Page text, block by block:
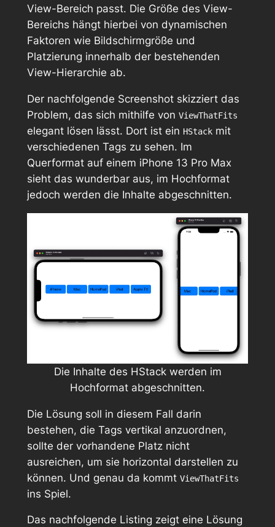
View-Bereich passt. Die Größe des View-
Bereichs hängt hierbei von dynamischen
Faktoren wie Bildschirmgröße und
Platzierung innerhalb der bestehenden
View-Hierarchie ab.
Der nachfolgende Screenshot skizziert das
Problem, das sich mithilfe von ViewThatFits
elegant lösen lässt. Dort ist ein HStackmit
verschiedenen Tags zu sehen. Im
Querformat auf einem iPhone 13 Pro Max
sieht das wunderbar aus, im Hochformat
jedoch werden die Inhalte abgeschnitten.
Die Inhalte des HStack werden im
Hochformat abgeschnitten.
Die Lösung soll in diesem Fall darin
bestehen, die Tags vertikal anzuordnen,
sollte der vorhandene Platz nicht
ausreichen, um sie horizontal darstellen zu
können. Und genau da kommt ViewThatFits
ins Spiel.
Das nachfolgende Listing zeigt eine Lösung